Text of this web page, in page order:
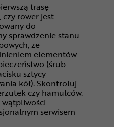
trasę
rower jest
do
sprawdzenie stanu
ze
elementów
(śrub
sztycy
kół). Skontroluj
czy hamulców.
serwisem